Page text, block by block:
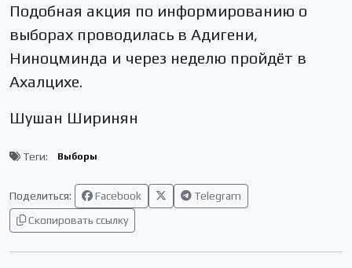
Подобная акция по информированию о
выборах проводилась в Адигени,
Ниноцминда и через неделю пройдёт в
Ахалцихе.
Шушан Ширинян
Теги: Выборы
Поделиться: Facebook
Telegram
Скопировать ссылку